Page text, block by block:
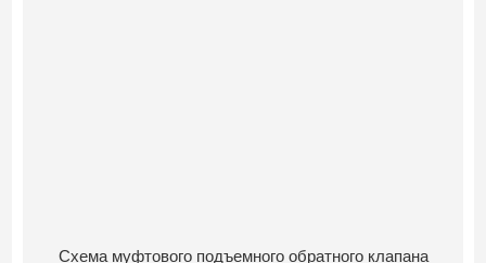
Схема муфтового подъемного обратного клапана